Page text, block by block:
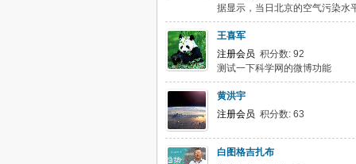
据显示，当日北京的空气污染水
王喜军
注册会员 积分数: 92
测试一下科学网的微博功能
黄洪宇
注册会员 积分数: 63
白图格吉扎布